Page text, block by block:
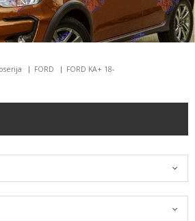
FORD FORD KA+ 18-